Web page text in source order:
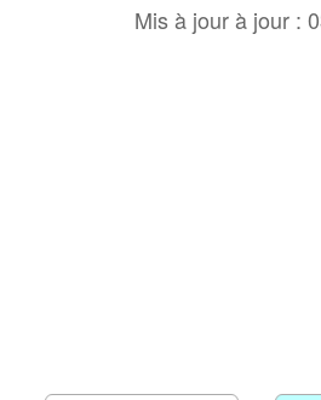
Mis à jour à jour :